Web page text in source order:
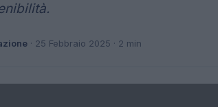
· 25 Febbraio 2025 · 2 min